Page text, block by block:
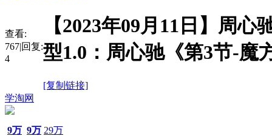
查看:
767|回复:
4
【2023年09月11日】周
型1.0：周心驰《第3节-魔
[复制链接]
学淘网
9万 9万 29万